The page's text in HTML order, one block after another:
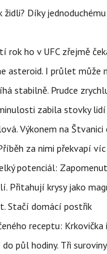
židli? Díky
rok ho v UFC zřejmě
asteroid. I průlet může
stabilně. Prudce
zabila stovky lidí
Výkonem na
za nimi překvapí
potenciál:
Přitahují krysy jako
Stačí domácí postřik
receptu:
půl hodiny. Tři